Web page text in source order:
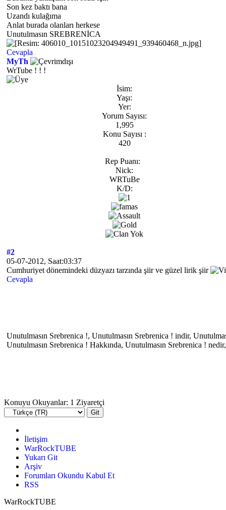
Son kez baktı bana
Uzandı kulağıma
Anlat burada olanları herkese
Unutulmasın SREBRENİCA
Cevapla
MyTh
WrTube ! ! !
İsim:
Yaşı:
Yer:
Yorum Sayısı:
1,995
Konu Sayısı :
420
Rep Puanı:
Nick:
WRTuBe
K/D:
#2
05-07-2012, Saat:03:37
Cumhuriyet dönemindeki düzyazı tarzında şiir ve güzel lirik şiir
Cevapla
Unutulmasın Srebrenica !, Unutulmasın Srebrenica ! indir,
Unutulmasın Srebrenica ! Hakkında, Unutulmasın Srebrenica !
Konuyu Okuyanlar: 1 Ziyaretçi
İletişim
WarRockTUBE
Yukarı Git
Arşiv
Forumları Okundu Kabul Et
RSS
WarRockTUBE